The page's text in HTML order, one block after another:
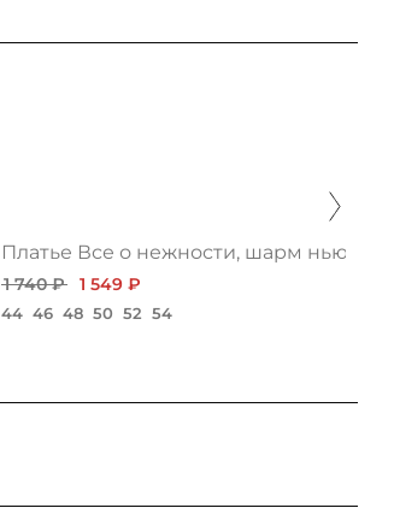
Платье Все о нежности, шарм нью
1 740 ₽ 1 549 ₽
44 46 48 50 52 54